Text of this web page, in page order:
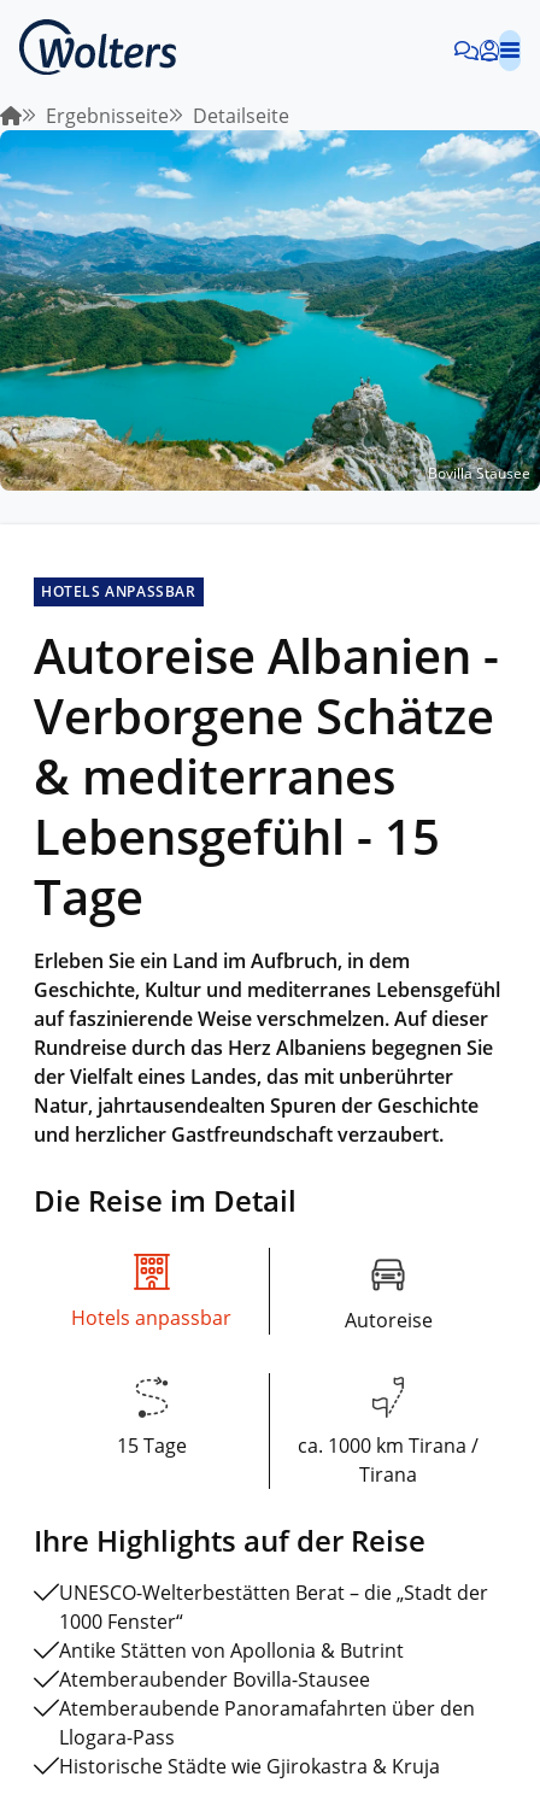
Ergebnisseite Detailseite
Bovilla Stausee
HOTELS ANPASSBAR
Autoreise Albanien -
Verborgene Schätze
& mediterranes
Lebensgefühl - 15
Tage
Erleben Sie ein Land im Aufbruch, in dem
Geschichte, Kultur und mediterranes Lebensgefühl
auf faszinierende Weise verschmelzen. Auf dieser
Rundreise durch das Herz Albaniens begegnen Sie
der Vielfalt eines Landes, das mit unberührter
Natur, jahrtausendealten Spuren der Geschichte
und herzlicher Gastfreundschaft verzaubert.
Die Reise im Detail
Hotels anpassbar Autoreise
15 Tage
ca. 1000 km Tirana /
Tirana
Ihre Highlights auf der Reise
UNESCO-Welterbestätten Berat – die „Stadt der
1000 Fenster“
Antike Stätten von Apollonia & Butrint
Atemberaubender Bovilla-Stausee
Atemberaubende Panoramafahrten über den
Llogara-Pass
Historische Städte wie Gjirokastra & Kruja